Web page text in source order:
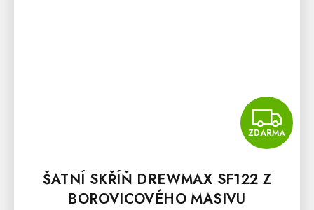
ZDARMA
ŠATNÍ SKŘÍŇ DREWMAX SF122 Z
BOROVICOVÉHO MASIVU